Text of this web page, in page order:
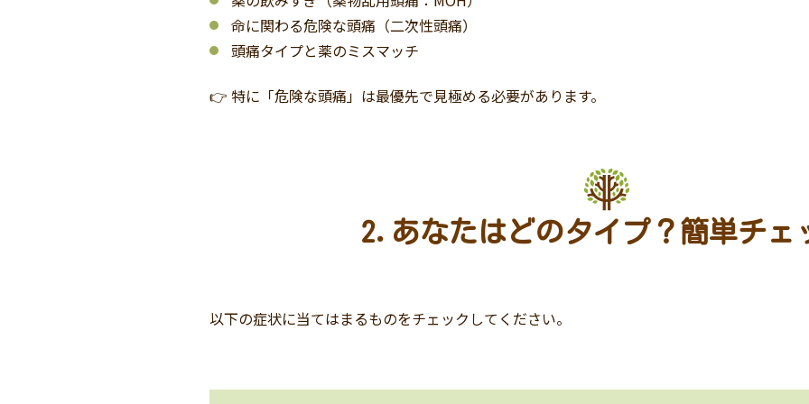
命に関わる危険な頭痛（二次性頭痛）
頭痛タイプと薬のミスマッチ
👉 特に「危険な頭痛」は最優先で見極める必要があります。
2.あなたはどのタイプ？簡単チェ
以下の症状に当てはまるものをチェックしてください。